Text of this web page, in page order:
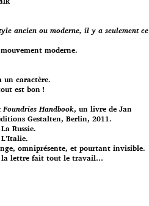
ancien ou moderne, il y a seulement ce
moderne.
un caractère.
est bon !
Handbook, un livre de Jan
Gestalten, Berlin, 2011.
Russie.
omniprésente, et pourtant invisible.
la lettre fait tout le travail…